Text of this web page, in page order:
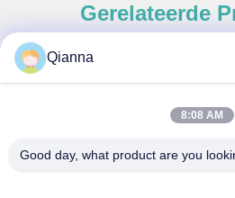
Gerelateerde
Adres
Qianna
8:08 AM
Good day, what product are you